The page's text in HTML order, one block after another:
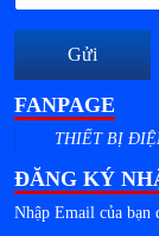
Gửi
FANPAGE
THIẾT BỊ
ĐĂNG KÝ
Nhập Email của bạn